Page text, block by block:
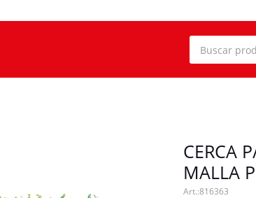
CERCA
MALLA
816363